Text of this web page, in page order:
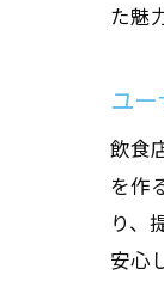
た魅
ユ
飲食
を作
り、
安心